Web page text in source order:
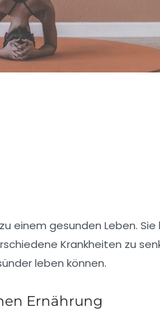
einem gesunden Leben.
Krankheiten zu
leben können.
Ernährung